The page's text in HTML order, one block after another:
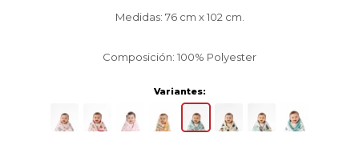
Medidas: 76 cm x 102 cm.
Composición: 100% Polyester
Variantes: